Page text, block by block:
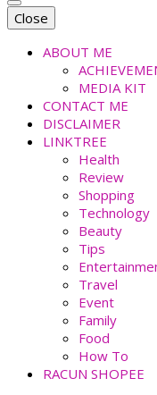
faradiladputri.com
Indonesian Millennial
Close
ABOUT ME
MEDIA KIT
CONTACT ME
DISCLAIMER
LINKTREE
Health
Review
Shopping
Technology
Beauty
Tips
Travel
Event
Family
Food
How To
RACUN SHOPEE